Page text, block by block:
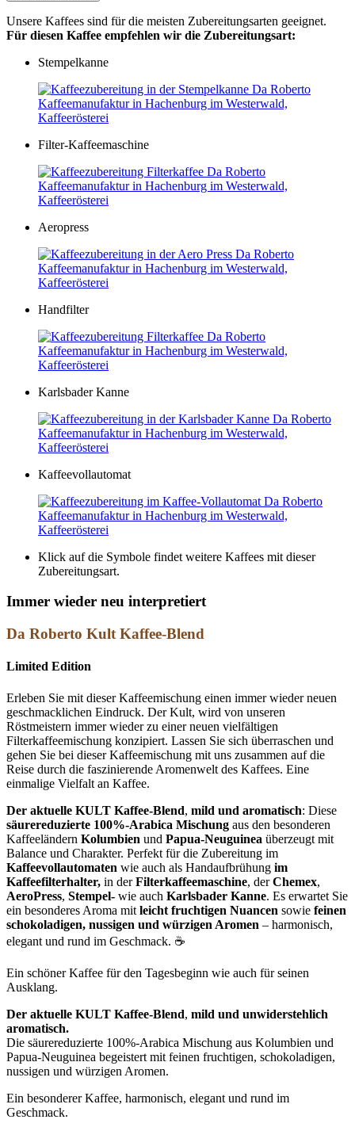
Unsere Kaffees sind für die meisten Zubereitungsarten geeignet.
Für diesen Kaffee empfehlen wir die Zubereitungsart:
Stempelkanne
Filter-Kaffeemaschine
Aeropress
Handfilter
Karlsbader Kanne
Kaffeevollautomat
Klick auf die Symbole findet weitere Kaffees mit dieser
Zubereitungsart.
Immer wieder neu interpretiert
Da Roberto Kult Kaffee-Blend
Limited Edition
Erleben Sie mit dieser Kaffeemischung einen immer wieder neuen
geschmacklichen Eindruck. Der Kult, wird von unseren
Röstmeistern immer wieder zu einer neuen vielfältigen
Filterkaffeemischung konzipiert. Lassen Sie sich überraschen und
gehen Sie bei dieser Kaffeemischung mit uns zusammen auf die
Reise durch die faszinierende Aromenwelt des Kaffees. Eine
einmalige Vielfalt an Kaffee.
Der aktuelle KULT Kaffee-Blend, mild und aromatisch: Diese
säurereduzierte 100%-Arabica Mischung aus den besonderen
Kaffeeländern Kolumbien und Papua-Neuguinea überzeugt mit
Balance und Charakter. Perfekt für die Zubereitung im
Kaffeevollautomaten wie auch als Handaufbrühung im
Kaffeefilterhalter, in derFilterkaffeemaschine, derChemex,
AeroPress, Stempel- wie auch Karlsbader Kanne. Es erwartet Sie
ein besonderes Aroma mit leicht fruchtigen Nuancen sowie feinen
schokoladigen, nussigen und würzigen Aromen – harmonisch,
elegant und rund im Geschmack. ☕
Ein schöner Kaffee für den Tagesbeginn wie auch für seinen
Ausklang.
Der aktuelle KULT Kaffee-Blend, mild und unwiderstehlich
aromatisch.
Die säurereduzierte 100%-Arabica Mischung aus Kolumbien und
Papua-Neuguinea begeistert mit feinen fruchtigen, schokoladigen,
nussigen und würzigen Aromen.
Ein besonderer Kaffee, harmonisch, elegant und rund im
Geschmack.